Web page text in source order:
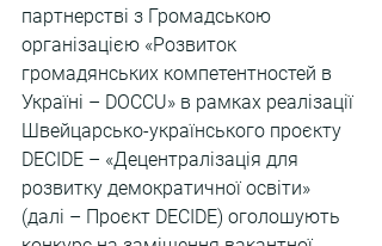
партнерстві з Громадською
організацією «Розвиток
громадянських компетентностей в
Україні – DOCCU» в рамках реалізації
Швейцарсько-українського проєкту
DECIDE – «Децентралізація для
розвитку демократичної освіти»
(далі – Проєкт DECIDE) оголошують